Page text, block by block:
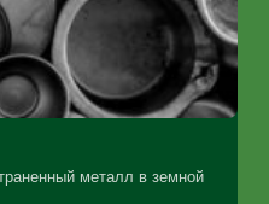
металл в земной